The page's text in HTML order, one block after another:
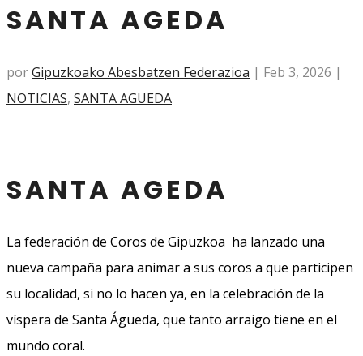
SANTA AGEDA
porGipuzkoako Abesbatzen Federazioa | Feb 3, 2026 |
NOTICIAS, SANTA AGUEDA
SANTA AGEDA
La federación de Coros de Gipuzkoa ha lanzado una
nueva campaña para animar a sus coros a que participen
su localidad, si no lo hacen ya, en la celebración de la
víspera de Santa Águeda, que tanto arraigo tiene en el
mundo coral.